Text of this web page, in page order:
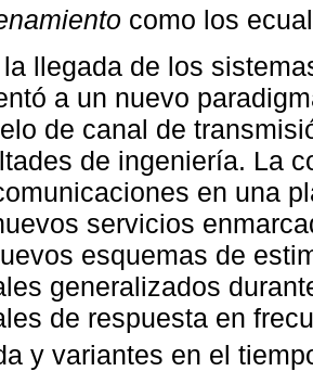
como los
llegada de los
a un nuevo
de canal de
de ingeniería. La
en una
servicios
esquemas de
generalizados
de respuesta en
y variantes en el